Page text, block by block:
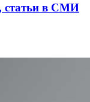
статьи в СМИ